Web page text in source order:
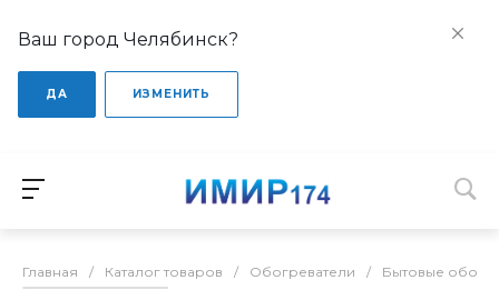
Ваш город Челябинск?
ДА ИЗМЕНИТЬ
Главная / Каталог товаров / Обогреватели / Бытовые